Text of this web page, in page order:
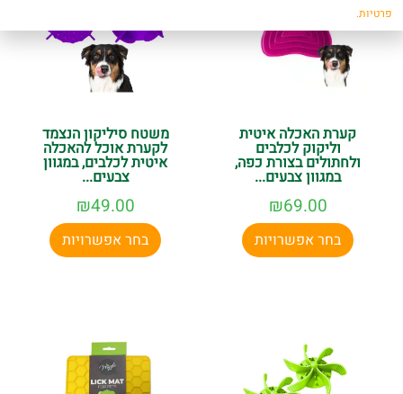
קערת האכלה איטית
וליקוק לכלבים
ולחתולים בצורת כפה,
במגוון צבעים...
₪69.00
בחר אפשרויות
משטח סיליקון הנצמד
לקערת אוכל להאכלה
איטית לכלבים, במגוון
צבעים...
₪49.00
בחר אפשרויות
פרטיות.